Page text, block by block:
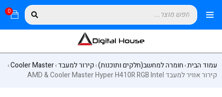
0
עמוד הבית›חומרה למחשב(חלקים ותוכנות)›קירור למעבד›
Cooler Master
›
קירור אוויר למעבד AMD & Cooler Master Hyper H410R RGB Intel